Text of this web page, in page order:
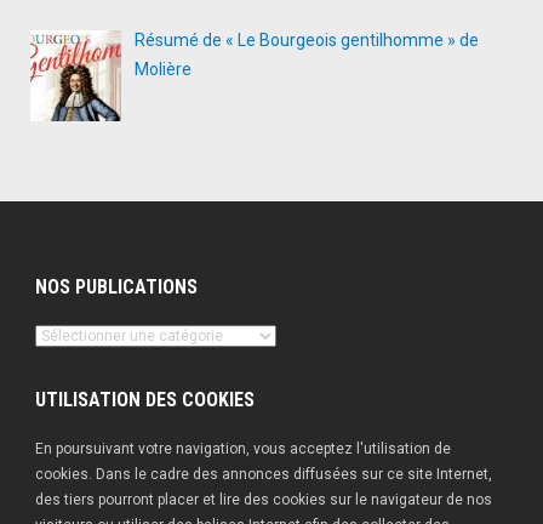
Résumé de « Le Bourgeois gentilhomme » de
Molière
NOS PUBLICATIONS
Nos
UTILISATION DES COOKIES
En poursuivant votre navigation, vous acceptez l'utilisation de
cookies. Dans le cadre des annonces diffusées sur ce site Internet,
des tiers pourront placer et lire des cookies sur le navigateur de nos